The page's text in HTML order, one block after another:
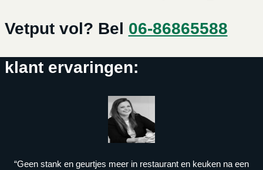
Vetput vol? Bel 06-86865588
klant ervaringen:
“Geen stank en geurtjes meer in restaurant en keuken na een